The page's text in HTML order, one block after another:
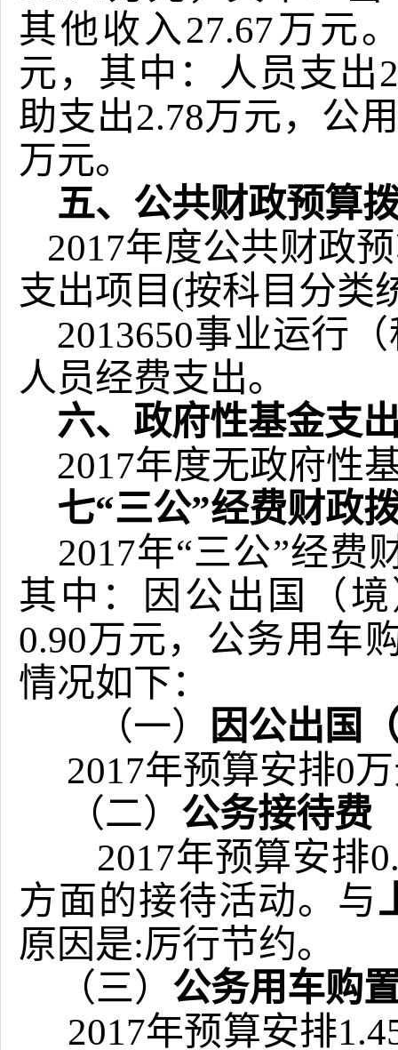
其他收入27.67万元
元，其中：人员支出
助支出2.78万元，公
万元。
五、公共财政预算
2017年度公共财政
支出项目(按科目分类
2013650事业运行
人员经费支出。
六、政府性基金支
2017年度无政府性
七“三公”经费财政
2017年“三公”经费
其中：因公出国（
0.90万元，公务用车
情况如下：
（一）
因公出国
2017年预算安排0
（二） 公务接待费
2017年预算安排
方面的接待活动。与
原因是:厉行节约。
（三） 公务用车购
2017年预算安排